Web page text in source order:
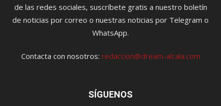
de las redes sociales, suscríbete gratis a nuestro boletín
de noticias por correo o nuestras noticias por Telegram o
WhatsApp.
Contacta con nosotros: redaccion@dream-alcala.com
SÍGUENOS